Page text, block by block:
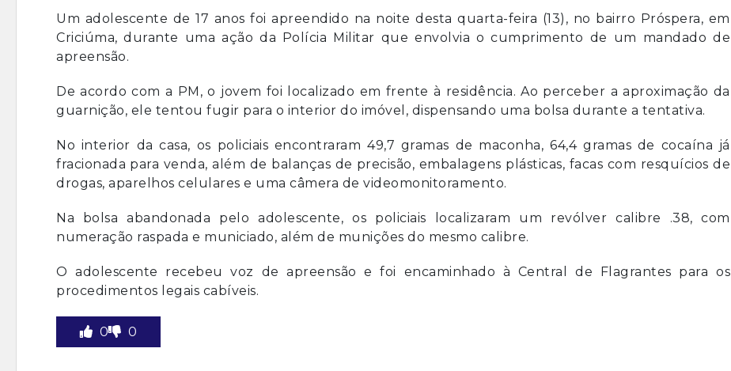
Um adolescente de 17 anos foi apreendido na noite desta quarta-feira (13), no bairro Próspera, em
Criciúma, durante uma ação da Polícia Militar que envolvia o cumprimento de um mandado de
apreensão.
De acordo com a PM, o jovem foi localizado em frente à residência. Ao perceber a aproximação da
guarnição, ele tentou fugir para o interior do imóvel, dispensando uma bolsa durante a tentativa.
No interior da casa, os policiais encontraram 49,7 gramas de maconha, 64,4 gramas de cocaína já
fracionada para venda, além de balanças de precisão, embalagens plásticas, facas com resquícios de
drogas, aparelhos celulares e uma câmera de videomonitoramento.
Na bolsa abandonada pelo adolescente, os policiais localizaram um revólver calibre .38, com
numeração raspada e municiado, além de munições do mesmo calibre.
O adolescente recebeu voz de apreensão e foi encaminhado à Central de Flagrantes para os
procedimentos legais cabíveis.
0 0